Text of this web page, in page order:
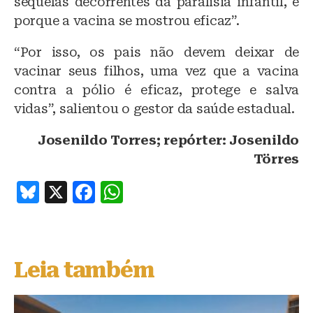
porque a vacina se mostrou eficaz”.
“Por isso, os pais não devem deixar de
vacinar seus filhos, uma vez que a vacina
contra a pólio é eficaz, protege e salva
vidas”, salientou o gestor da saúde estadual.
Josenildo Torres; repórter: Josenildo
Törres
B
s
k
y
X
F
e
b
s
A
p
Leia também